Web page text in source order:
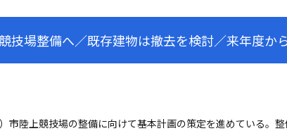
技場整備へ／既存建物は撤去を検討／来年度か
市陸上競技場の整備に向けて基本計画の策定を進めている。整